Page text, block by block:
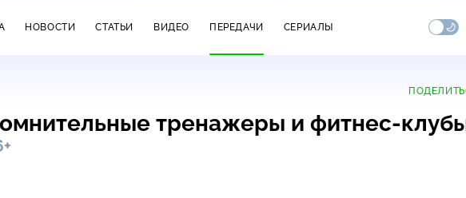
НОВОСТИ СТАТЬИ ВИДЕО ПЕРЕДАЧИ СЕРИАЛЫ
тренажеры и фитнес-